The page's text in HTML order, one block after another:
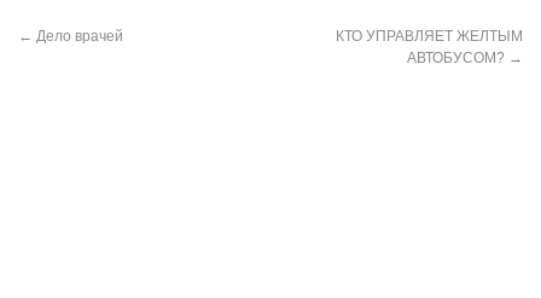
← Дело врачей
КТО УПРАВЛЯЕТ ЖЕЛТЫМ
АВТОБУСОМ? →